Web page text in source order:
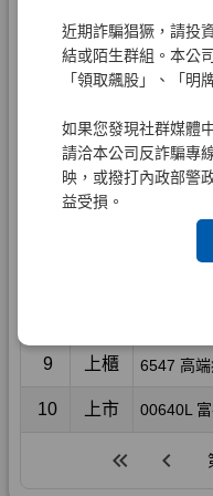
近期詐騙猖獗，請投
結或陌生群組。本公
「領取飆股」、「明
如果您發現社群媒體
請洽本公司反詐騙專
映，或撥打內政部警
益受損。